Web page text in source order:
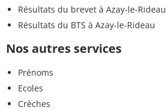
Résultats du brevet à Azay-le-Rideau
Résultats du BTS à Azay-le-Rideau
Nos autres services
Prénoms
Ecoles
Crèches